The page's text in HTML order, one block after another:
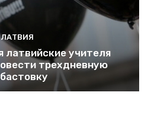
ЛАТВИЯ
латвийские учителя
трехдневную